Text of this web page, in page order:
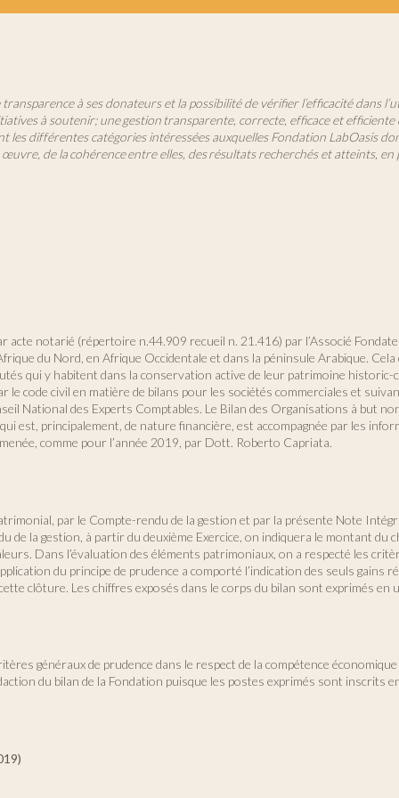
à ses donateurs et la possibilité de vérifier l’efficacité dans
à soutenir; une gestion transparente, correcte, efficace et
différentes catégories intéressées auxquelles Fondation LabOasis
de la cohérence entre elles, des résultats recherchés et atteints,
notarié (répertoire n.44.909 recueil n. 21.416) par l’Associé
du Nord, en Afrique Occidentale et dans la péninsule Arabique.
qui y habitent dans la conservation active de leur patrimoine
code civil en matière de bilans pour les sociétés commerciales et
National des Experts Comptables. Le Bilan des Organisations à but
est, principalement, de nature financière, est accompagnée par les
comme pour l’année 2019, par Dott. Roberto Capriata.
par le Compte-rendu de la gestion et par la présente Note
de la gestion, à partir du deuxième Exercice, on indiquera le montant
Dans l’évaluation des éléments patrimoniaux, on a respecté les
du principe de prudence a comporté l’indication des seuls gains
clôture. Les chiffres exposés dans le corps du bilan sont exprimés en
généraux de prudence dans le respect de la compétence
du bilan de la Fondation puisque les postes exprimés sont inscrits